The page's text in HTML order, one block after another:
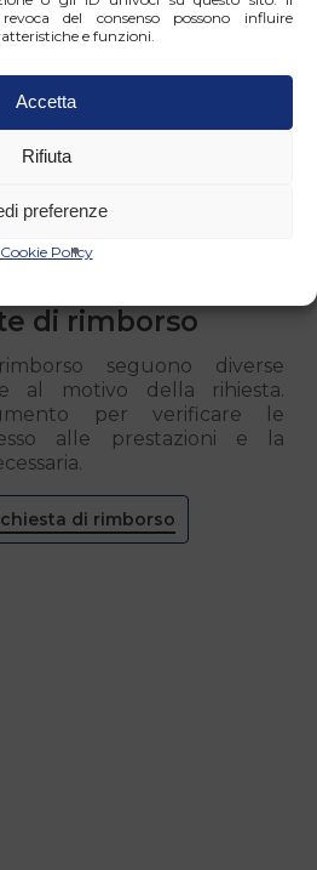
del consenso possono influire
e funzioni.
Accetta
Rifiuta
preferenze
Cookie Policy
di iscrizione
di rimborso
seguono diverse
al motivo della rihiesta.
per verificare le
alle prestazioni e la
di rimborso